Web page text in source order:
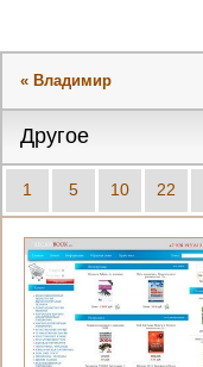
« Владимир
Другое
1 5 10 22